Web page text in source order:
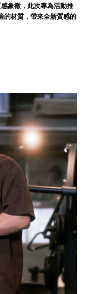
象徵，此次專為活動推
的材質，帶來全新質感的